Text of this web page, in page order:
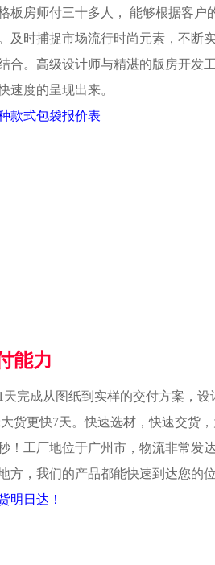
板房师付三十多人， 能够根据客户
及时捕捉市场流行时尚元素，不断
合。高级设计师与精湛的版房开发
速度的呈现出来。
款式包袋报价表
能力
完成从图纸到实样的交付方案，设
更快7天。快速选材，快速交货
！工厂地位于广州市，物流非常发
方，我们的产品都能快速到达您的
明日达！